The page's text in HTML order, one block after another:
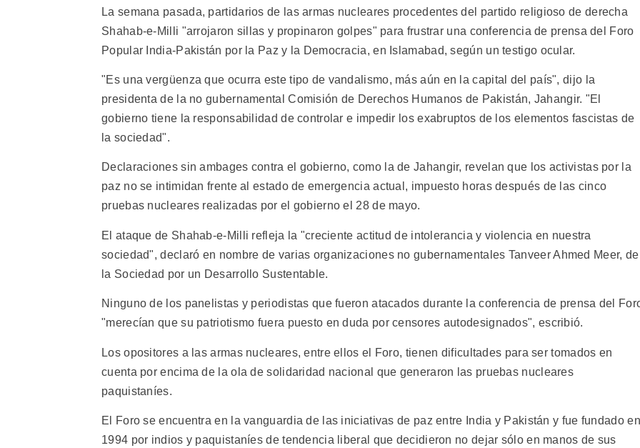
La semana pasada, partidarios de las armas nucleares procedentes del partido religioso de derecha
Shahab-e-Milli "arrojaron sillas y propinaron golpes" para frustrar una conferencia de prensa del Foro
Popular India-Pakistán por la Paz y la Democracia, en Islamabad, según un testigo ocular.
"Es una vergüenza que ocurra este tipo de vandalismo, más aún en la capital del país", dijo la
presidenta de la no gubernamental Comisión de Derechos Humanos de Pakistán, Jahangir. "El
gobierno tiene la responsabilidad de controlar e impedir los exabruptos de los elementos fascistas de
la sociedad".
Declaraciones sin ambages contra el gobierno, como la de Jahangir, revelan que los activistas por la
paz no se intimidan frente al estado de emergencia actual, impuesto horas después de las cinco
pruebas nucleares realizadas por el gobierno el 28 de mayo.
El ataque de Shahab-e-Milli refleja la "creciente actitud de intolerancia y violencia en nuestra
sociedad", declaró en nombre de varias organizaciones no gubernamentales Tanveer Ahmed Meer, de
la Sociedad por un Desarrollo Sustentable.
Ninguno de los panelistas y periodistas que fueron atacados durante la conferencia de prensa del
"merecían que su patriotismo fuera puesto en duda por censores autodesignados", escribió.
Los opositores a las armas nucleares, entre ellos el Foro, tienen dificultades para ser tomados en
cuenta por encima de la ola de solidaridad nacional que generaron las pruebas nucleares
paquistaníes.
El Foro se encuentra en la vanguardia de las iniciativas de paz entre India y Pakistán y fue fundado en
1994 por indios y paquistaníes de tendencia liberal que decidieron no dejar sólo en manos de sus